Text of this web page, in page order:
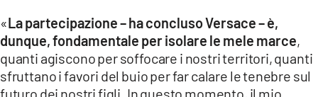
«La partecipazione – ha concluso Versace – è,
dunque, fondamentale per isolare le mele marce,
quanti agiscono per soffocare i nostri territori, quanti
sfruttano i favori del buio per far calare le tenebre sul
futuro dei nostri figli. In questo momento, il mio